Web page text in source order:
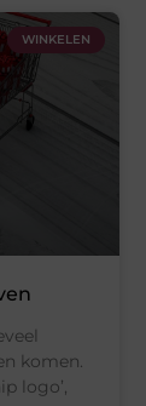
WINKELEN
komen.
logo’,